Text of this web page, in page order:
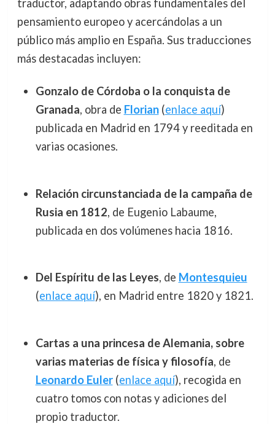
traductor, adaptando obras fundamentales del
pensamiento europeo y acercándolas a un
público más amplio en España. Sus traducciones
más destacadas incluyen:
Gonzalo de Córdoba o la conquista de
Granada, obra de Florian(enlace aquí)
publicada en Madrid en 1794 y reeditada en
varias ocasiones.
Relación circunstanciada de la campaña de
Rusia en 1812, de Eugenio Labaume,
publicada en dos volúmenes hacia 1816.
Del Espíritu de las Leyes, de Montesquieu
(enlace aquí), en Madrid entre 1820 y 1821.
Cartas a una princesa de Alemania, sobre
varias materias de física y filosofía, de
Leonardo Euler(enlace aquí), recogida en
cuatro tomos con notas y adiciones del
propio traductor.